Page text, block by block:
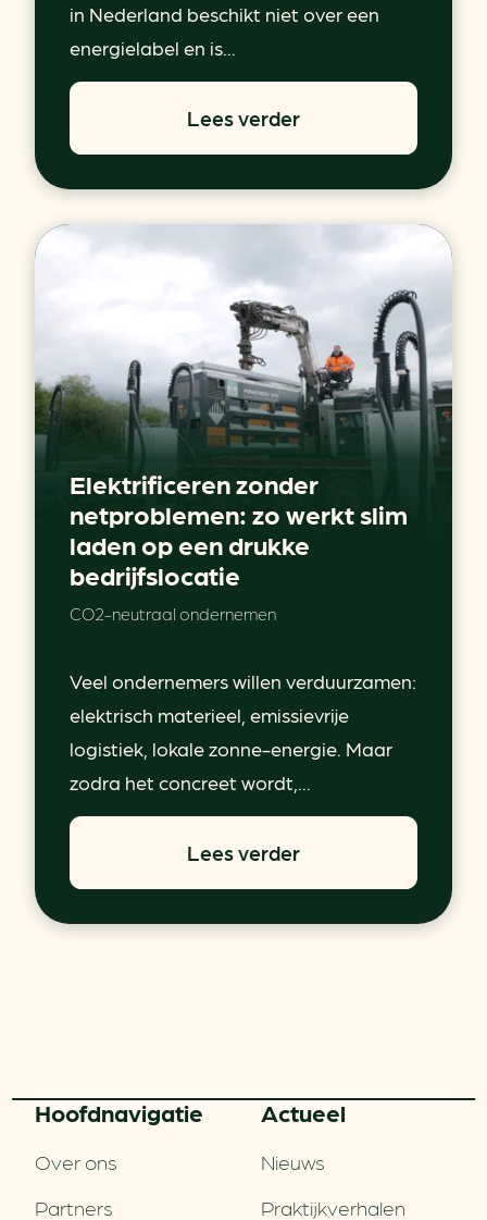
in Nederland beschikt niet over een
energielabel en is...
Lees verder
Elektrificeren zonder
netproblemen: zo werkt slim
laden op een drukke
bedrijfslocatie
CO2-neutraal ondernemen
Veel ondernemers willen verduurzamen:
elektrisch materieel, emissievrije
logistiek, lokale zonne-energie. Maar
zodra het concreet wordt,...
Lees verder
Hoofd­navigatie
Over ons
Partners
Actueel
Nieuws
Praktijkverhalen